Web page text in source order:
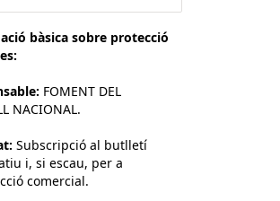
bàsica sobre protecció
FOMENT DEL
NACIONAL.
Subscripció al butlletí
i, si escau, per a
comercial.